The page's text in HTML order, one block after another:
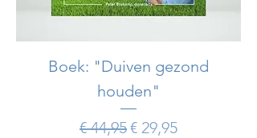
Boek: "Duiven gezond
houden"
Normale prijs
€ 44,95Verkoopprijs
€ 29,95